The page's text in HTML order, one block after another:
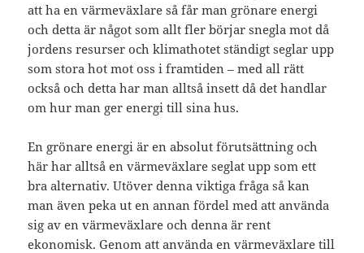
att ha en värmeväxlare så får man grönare energi
och detta är något som allt fler börjar snegla mot då
jordens resurser och klimathotet ständigt seglar upp
som stora hot mot oss i framtiden – med all rätt
också och detta har man alltså insett då det handlar
om hur man ger energi till sina hus.
En grönare energi är en absolut förutsättning och
här har alltså en värmeväxlare seglat upp som ett
bra alternativ. Utöver denna viktiga fråga så kan
man även peka ut en annan fördel med att använda
sig av en värmeväxlare och denna är rent
ekonomisk. Genom att använda en värmeväxlare till